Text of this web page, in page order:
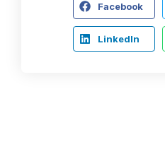
Facebook
LinkedIn